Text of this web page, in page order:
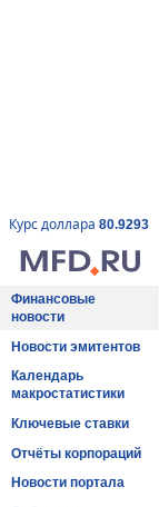
Курс доллара 80.9293
Финансовые
новости
Новости эмитентов
Календарь
макростатистики
Ключевые ставки
Отчёты корпораций
Новости портала